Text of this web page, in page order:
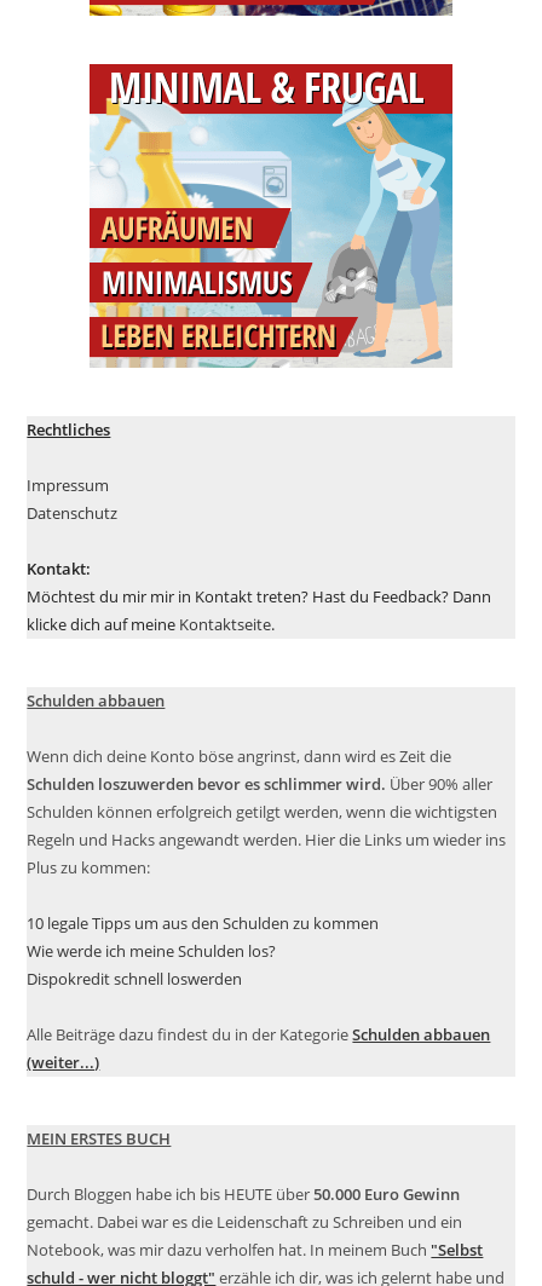
Rechtliches
Impressum
Datenschutz
Kontakt:
Möchtest du mir mir in Kontakt treten? Hast du Feedback? Dann
klicke dich auf meine Kontaktseite.
Schulden abbauen
Wenn dich deine Konto böse angrinst, dann wird es Zeit die
Schulden loszuwerden bevor es schlimmer wird. Über 90% aller
Schulden können erfolgreich getilgt werden, wenn die wichtigsten
Regeln und Hacks angewandt werden. Hier die Links um wieder ins
Plus zu kommen:
10 legale Tipps um aus den Schulden zu kommen
Wie werde ich meine Schulden los?
Dispokredit schnell loswerden
Alle Beiträge dazu findest du in der KategorieSchulden abbauen
(weiter...)
MEIN ERSTES BUCH
Durch Bloggen habe ich bis HEUTE über50.000 Euro Gewinn
gemacht. Dabei war es die Leidenschaft zu Schreiben und ein
Notebook, was mir dazu verholfen hat. In meinem Buch "Selbst
schuld - wer nicht bloggt" erzähle ich dir, was ich gelernt habe und